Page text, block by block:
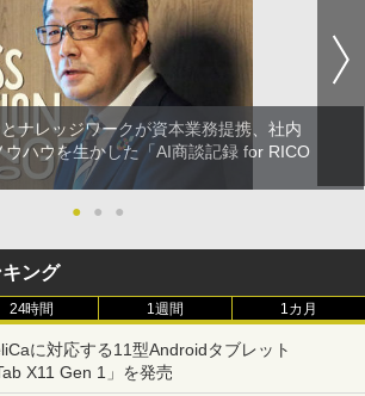
ナレッジワークが資本業務提携、社内
ハウを生かした「AI商談記録 for RICO
●
● ●
ング
24時間 1週間 1カ月
に対応する11型Androidタブレット
X11 Gen 1」を発売